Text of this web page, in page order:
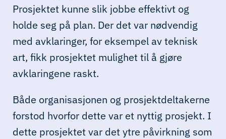
Prosjektet kunne slik jobbe effektivt og
holde seg på plan. Der det var nødvendig
med avklaringer, for eksempel av teknisk
art, fikk prosjektet mulighet til å gjøre
avklaringene raskt.
Både organisasjonen og prosjektdeltakerne
forstod hvorfor dette var et nyttig prosjekt. I
dette prosjektet var det ytre påvirkning som